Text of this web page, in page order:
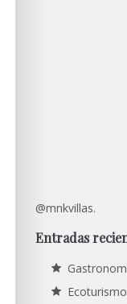
@mnkvillas.
Entradas